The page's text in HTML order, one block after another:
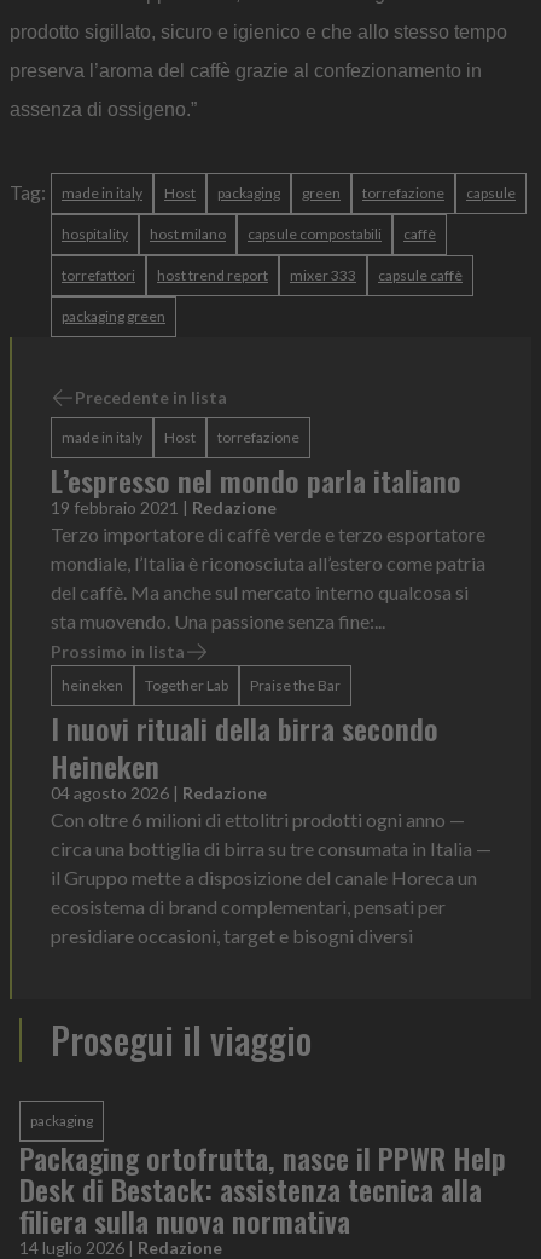
prodotto sigillato, sicuro e igienico e che allo stesso tempo
preserva l’aroma del caffè grazie al confezionamento in
assenza di ossigeno.”
Tag: made in italy Host packaging green torrefazione capsule
hospitality host milano capsule compostabili caffè
torrefattori host trend report mixer 333 capsule caffè
packaging green
Precedente in lista
made in italy Host torrefazione
L’espresso nel mondo parla italiano
19 febbraio 2021 | Redazione
Terzo importatore di caffè verde e terzo esportatore
mondiale, l’Italia è riconosciuta all’estero come patria
del caffè. Ma anche sul mercato interno qualcosa si
sta muovendo. Una passione senza fine:...
Prossimo in lista
heineken Together Lab Praise the Bar
I nuovi rituali della birra secondo
Heineken
04 agosto 2026 | Redazione
Con oltre 6 milioni di ettolitri prodotti ogni anno —
circa una bottiglia di birra su tre consumata in Italia —
il Gruppo mette a disposizione del canale Horeca un
ecosistema di brand complementari, pensati per
presidiare occasioni, target e bisogni diversi
Prosegui il viaggio
packaging
Packaging ortofrutta, nasce il PPWR Help
Desk di Bestack: assistenza tecnica alla
filiera sulla nuova normativa
14 luglio 2026 | Redazione